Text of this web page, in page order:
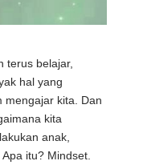
terus belajar,
hal yang
mengajar kita. Dan
kita
anak,
itu? Mindset.